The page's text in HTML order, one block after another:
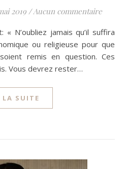
2019 /Aucun commentaire
ou religieuse pour que
remis en question. Ces
Vous devrez rester…
LA SUITE